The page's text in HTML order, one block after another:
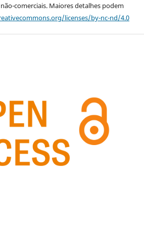
comerciais. Maiores detalhes podem
licenses/by-nc-nd/4.0